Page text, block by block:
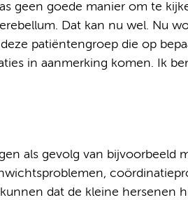
geen goede manier om te
Dat kan nu wel. Nu
patiëntengroep die op
in aanmerking komen. Ik
als gevolg van bijvoorbeeld
dat de kleine hersenen